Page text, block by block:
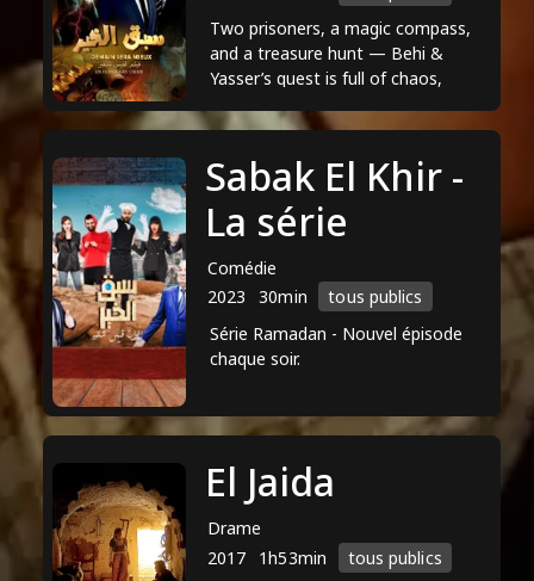
sens de la comédie. Il a également été
salué pour son travail de réalisateur.
Malheureusement, il existe peu
d'informations sur les prix et
nominations qu'il a reçus au cours de
sa carrière.
Two prisoners, a magic compass,
and a treasure hunt — Behi &
Yasser’s quest is full of chaos,
Sabak El Khir -
La série
Comédie
2023
30min
tous publics
Série Ramadan - Nouvel épisode
chaque soir.
El Jaida
Drame
2017
1h53min
tous publics